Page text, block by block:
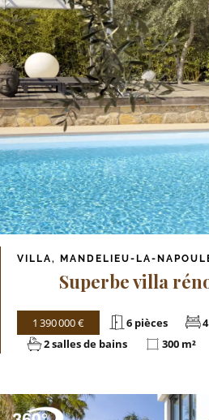
VILLA, MANDELIEU-LA-
Superbe villa
1 390 000 € 6 pièces
2 salles de bains
300 m²